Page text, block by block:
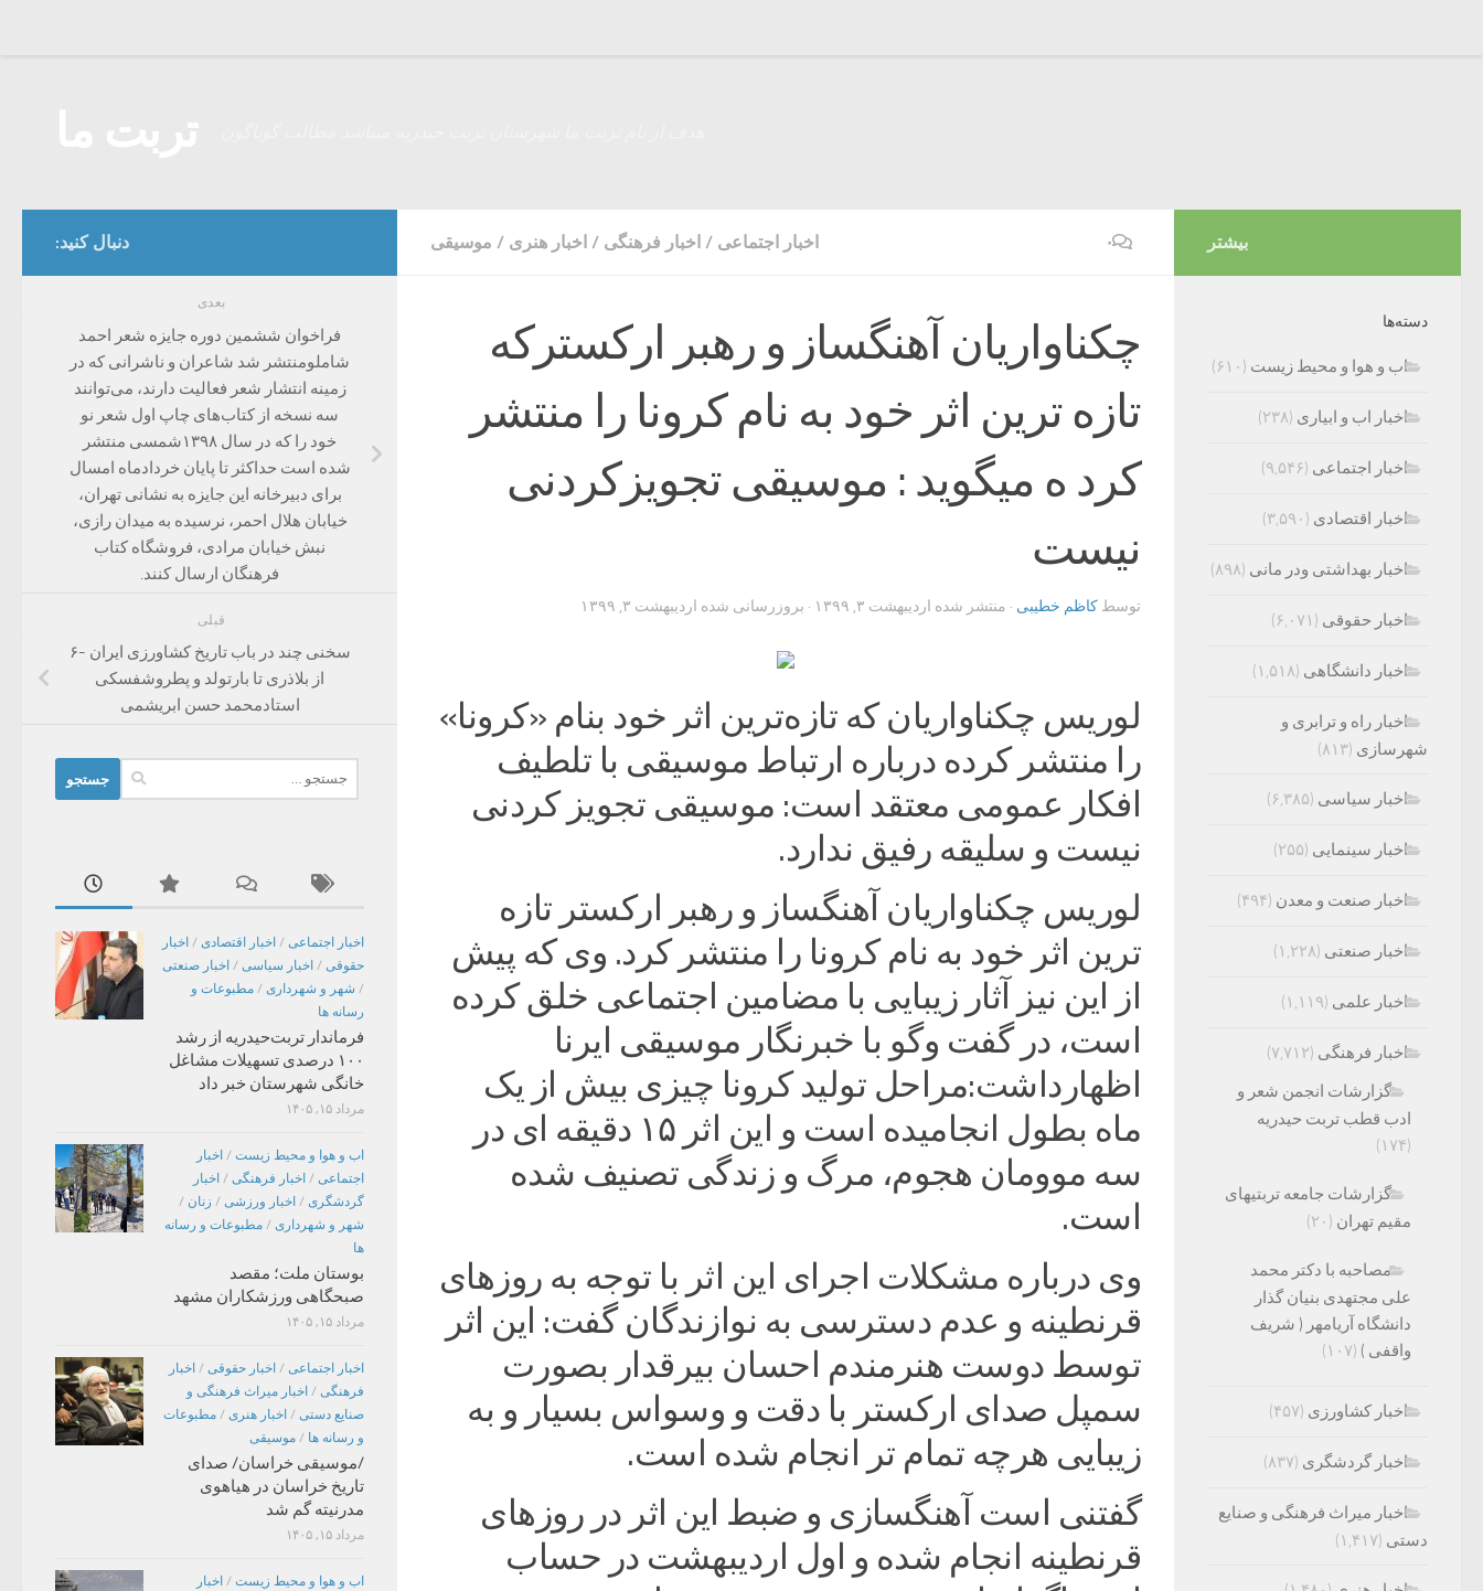
اخبار اجتماعی / اخبار فرهنگی / اخبار هنری / موسیقی ۰
چکناواریان آهنگساز و رهبر ارکسترکه
تازه ترین اثر خود به نام کرونا را منتشر
کرد ه میگوید : موسیقی تجویزکردنی
نیست‌
توسط کاظم خطیبی · منتشر شده اردیبهشت ۳, ۱۳۹۹ · بروزرسانی شده اردیبهشت ۳, ۱۳۹۹
لوریس چکناواریان که تازه‌ترین اثر خود بنام «کرونا»
را منتشر کرده درباره ارتباط موسیقی با تلطیف
افکار عمومی معتقد است: موسیقی تجویز کردنی
نیست و سلیقه رفیق ندارد.‌
لوریس چکناواریان آهنگساز و رهبر ارکستر تازه
ترین اثر خود به نام کرونا را منتشر کرد. وی که پیش
از این نیز آثار زیبایی با مضامین اجتماعی خلق کرده
است، در گفت وگو با خبرنگار موسیقی ایرنا
اظهارداشت:مراحل تولید کرونا چیزی بیش از یک
ماه بطول انجامیده است و این اثر ۱۵ دقیقه ای در
سه موومان هجوم، مرگ و زندگی تصنیف شده
است.‌
وی درباره مشکلات اجرای این اثر با توجه به روزهای
قرنطینه و عدم دسترسی به نوازندگان گفت: این اثر
توسط دوست هنرمندم احسان بیرقدار بصورت
سمپل صدای ارکستر با دقت و وسواس بسیار و به
زیبایی هرچه تمام تر انجام شده است.‌
گفتنی است آهنگسازی و ضبط این اثر در روزهای
قرنطینه انجام شده و اول اردیبهشت در حساب
دنبال کنید:
بعدی
فراخوان ششمین دوره‌ جایزه‌ شعر احمد
شاملو‌منتشر شد شاعران و ناشرانی که در
زمینه‌ انتشار شعر فعالیت دارند، می‌توانند
سه نسخه از کتاب‌های چاپ اول شعر نو
خود را که در سال ۱۳۹۸شمسی منتشر
شده است حداکثر تا پایان خردادماه امسال
برای دبیرخانه‌ این جایزه به نشانی تهران،
خیابان هلال احمر، نرسیده به میدان رازی،
نبش خیابان مرادی، فروشگاه کتاب
فرهنگان ارسال کنند.‌
قبلی
سخنی چند در باب تاریخ کشاورزی ایران -۶
از بلاذری تا بارتولد و پطروشفسکی
استادمحمد حسن ابریشمی
برای:
اخبار اجتماعی / اخبار اقتصادی / اخبار
حقوقی / اخبار سیاسی / اخبار صنعتی
/ شهر و شهرداری / مطبوعات و
رسانه ها
فرماندار تربت‌حیدریه از رشد
۱۰۰ درصدی تسهیلات مشاغل
خانگی شهرستان خبر داد
مرداد ۱۵, ۱۴۰۵
اب و هوا و محیط زیست / اخبار
اجتماعی / اخبار فرهنگی / اخبار
گردشگری / اخبار ورزشی / زنان /
شهر و شهرداری / مطبوعات و رسانه
ها
بوستان ملت؛ مقصد
صبحگاهی ورزشکاران مشهد
مرداد ۱۵, ۱۴۰۵
اخبار اجتماعی / اخبار حقوقی / اخبار
فرهنگی / اخبار میراث فرهنگی و
صنایع دستی / اخبار هنری / مطبوعات
و رسانه ها / موسیقی
/موسیقی خراسان/ صدای
تاریخ خراسان در هیاهوی
مدرنیته گم شد
مرداد ۱۵, ۱۴۰۵
اب و هوا و محیط زیست / اخبار
بیشتر
دسته‌ها
اب و هوا و محیط زیست (۶۱۰)
اخبار اب و ابیاری (۲۳۸)
اخبار اجتماعی (۹,۵۴۶)
اخبار اقتصادی (۳,۵۹۰)
اخبار بهداشتی ودر مانی (۸۹۸)
اخبار حقوقی (۶,۰۷۱)
اخبار دانشگاهی (۱,۵۱۸)
اخبار راه و ترابری و
شهرسازی (۸۱۳)
اخبار سیاسی (۶,۳۸۵)
اخبار سینمایی (۲۵۵)
اخبار صنعت و معدن (۴۹۴)
اخبار صنعتی (۱,۲۲۸)
اخبار علمی (۱,۱۱۹)
اخبار فرهنگی (۷,۷۱۲)
گزارشات انجمن شعر و
ادب قطب تربت حیدریه
(۱۷۴)
گزارشات جامعه تربتیهای
مقیم تهران (۲۰)
مصاحبه با دکتر محمد
علی مجتهدی بنیان گذار
دانشگاه آریامهر ( شریف
واقفی ) (۱۰۷)
اخبار کشاورزی (۴۵۷)
اخبار گردشگری (۸۳۷)
اخبار میراث فرهنگی و صنایع
دستی (۱,۴۱۷)